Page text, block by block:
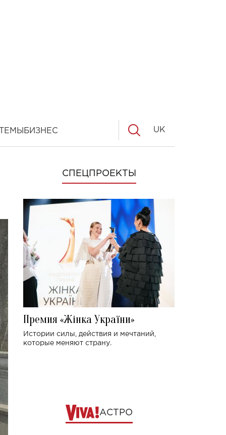
БИЗНЕС UK
СПЕЦПРОЕКТЫ
Премия «Жінка України»
Истории силы, действия и мечтаний,
которые меняют страну.
АСТРО